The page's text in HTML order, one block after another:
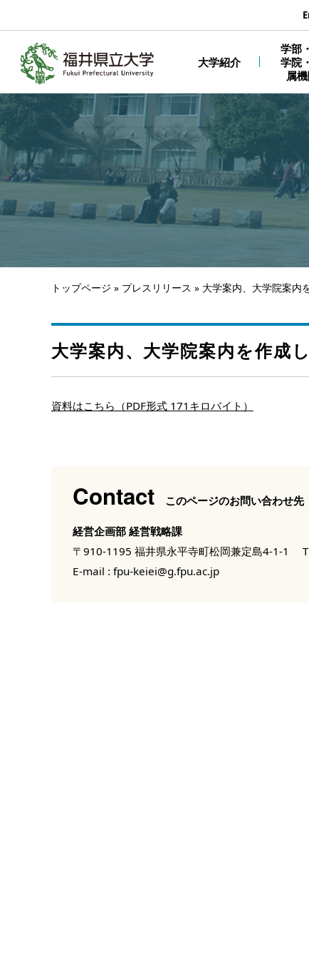
大学紹介
学部
学院
属
トップページ » プレスリリース » 大学案内、大学院案内
大学案内、大学院案内を作成
資料はこちら（PDF形式 171キロバイト）
Contact このページのお問い合わせ先
経営企画部 経営戦略課
〒910-1195 福井県永平寺町松岡兼定島4-1-1
E-mail : fpu-keiei@g.fpu.ac.jp